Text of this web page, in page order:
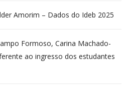
Amorim – Dados do Ideb 2025
Formoso, Carina Machado-
ao ingresso dos estudantes